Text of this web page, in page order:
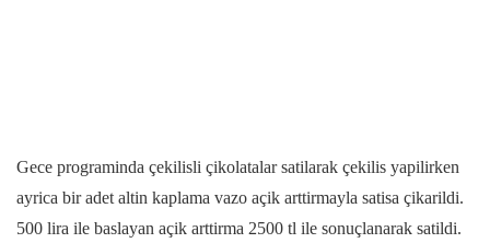
Gece programinda çekilisli çikolatalar satilarak çekilis yapilirken
ayrica bir adet altin kaplama vazo açik arttirmayla satisa çikarildi.
500 lira ile baslayan açik arttirma 2500 tl ile sonuçlanarak satildi.